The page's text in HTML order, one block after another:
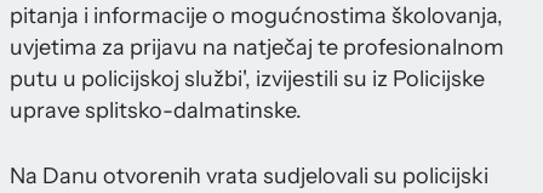
pitanja i informacije o mogućnostima školovanja,
uvjetima za prijavu na natječaj te profesionalnom
putu u policijskoj službi', izvijestili su iz Policijske
uprave splitsko-dalmatinske.
Na Danu otvorenih vrata sudjelovali su policijski